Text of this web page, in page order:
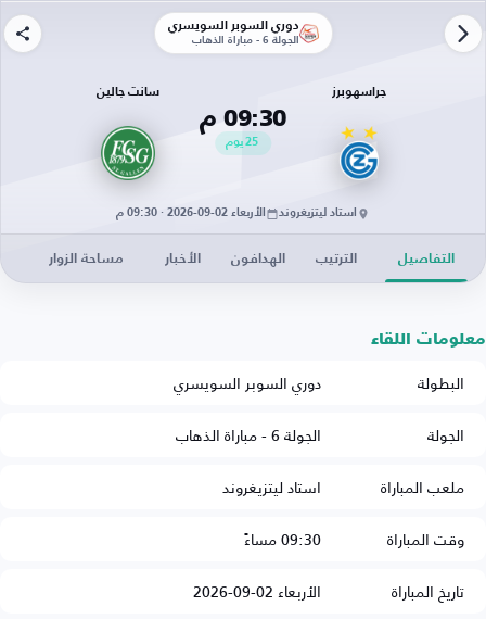
دوري السوبر السويسري
الجولة 6 - مباراة الذهاب
جراسهوبرز
09:30 م
25يوم
سانت جالين
استاد ليتزيغروند الأربعاء 02-09-2026 · 09:30 م
التفاصيل الترتيب الهدافون الأخبار مساحة الزوار
معلومات اللقاء
البطولة
دوري السوبر السويسري
الجولة
الجولة 6 - مباراة الذهاب
ملعب المباراة
استاد ليتزيغروند
وقت المباراة
09:30 مساءً
تاريخ المباراة
الأربعاء 02-09-2026